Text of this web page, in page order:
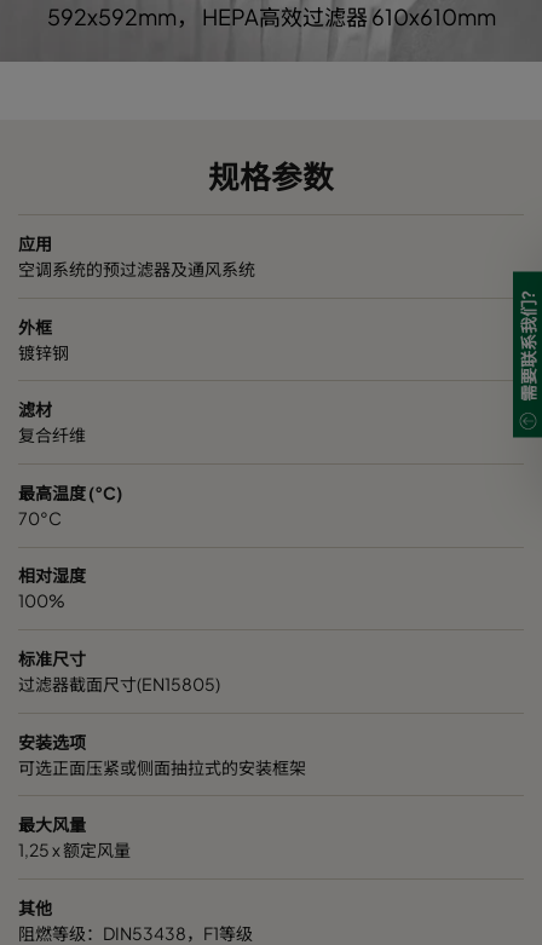
592x592mm， HEPA高效过滤器 610x610mm
规格参数
应用
空调系统的预过滤器及通风系统
外框
镀锌钢
滤材
复合纤维
最高温度 (°C)
70°C
相对湿度
100%
标准尺寸
过滤器截面尺寸(EN15805)
安装选项
可选正面压紧或侧面抽拉式的安装框架
最大风量
1,25 x 额定风量
其他
阻燃等级：DIN53438，F1等级
需要联系我们?